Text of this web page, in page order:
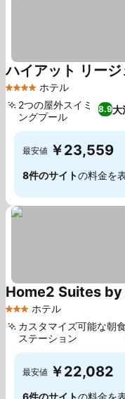
4 ホテルのランク
ホテル
ハイアット リー
8.9大
2つの屋外スイミ
ングプール
最安値 ￥23,559
8件のサイトの料金を
3 ホテルのランク
ホテル
Home2 Suites
カスタマイズ可能な朝食
ステーション
最安値 ￥22,082
6件のサイトの料金を